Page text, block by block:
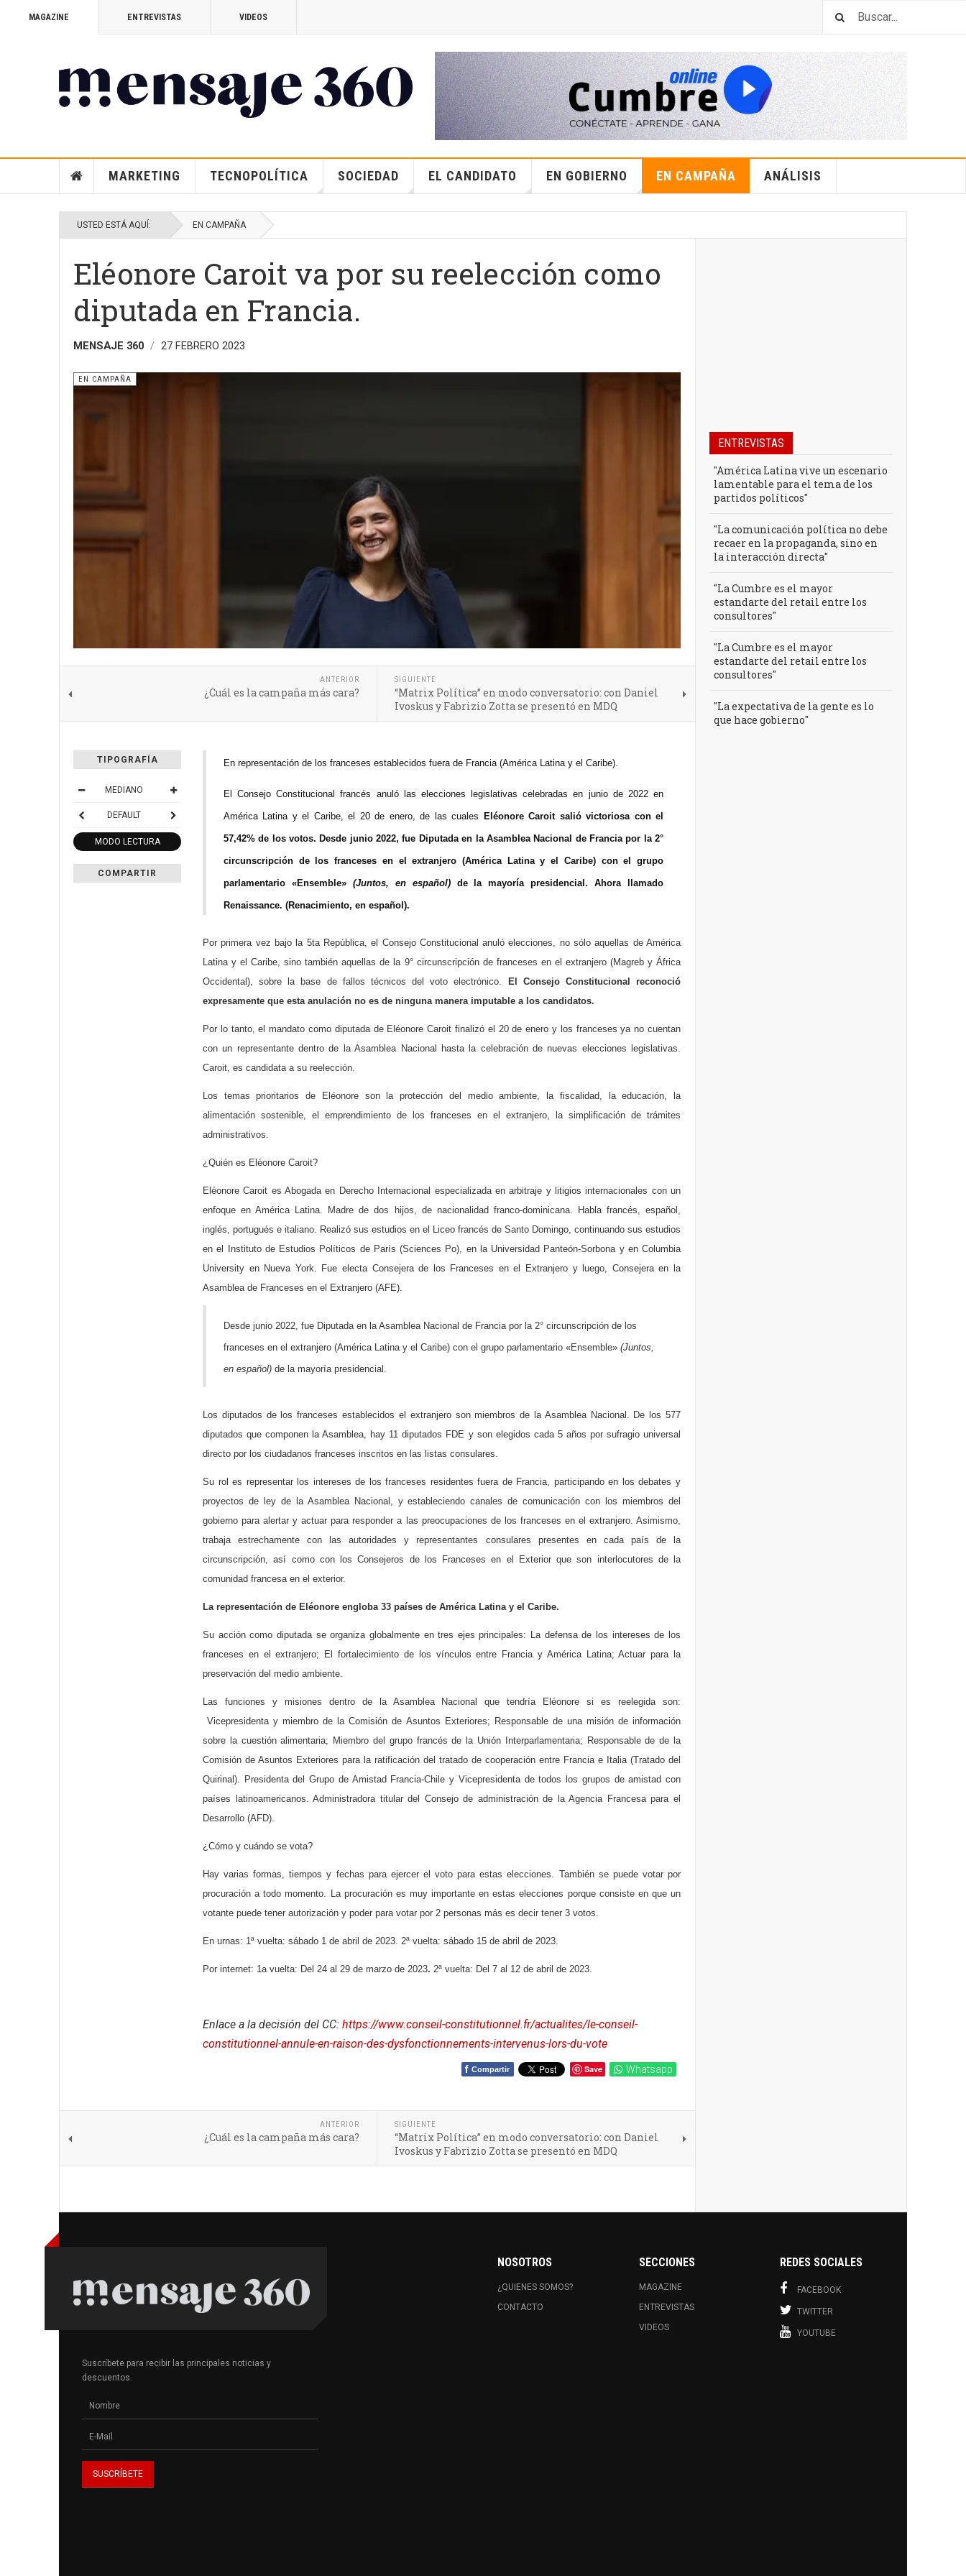
MAGAZINE ENTREVISTAS VIDEOS
MARKETING TECNOPOLÍTICA SOCIEDAD EL CANDIDATO EN GOBIERNO EN CAMPAÑA ANÁLISIS
USTED ESTÁ AQUÍ: EN CAMPAÑA
Eléonore Caroit va por su reelección como
diputada en Francia.
MENSAJE 360 27 FEBRERO 2023
EN CAMPAÑA
ANTERIOR
¿Cuál es la campaña más cara?
SIGUIENTE
“Matrix Política” en modo conversatorio: con Daniel
Ivoskus y Fabrizio Zotta se presentó en MDQ
TIPOGRAFÍA
MEDIANO
DEFAULT
MODO LECTURA
COMPARTIR
En representación de los franceses establecidos fuera de Francia (América Latina y el Caribe).
El Consejo Constitucional francés anuló las elecciones legislativas celebradas en junio de 2022 en
América Latina y el Caribe, el 20 de enero, de las cuales Eléonore Caroit salió victoriosa con el
57,42% de los votos. Desde junio 2022, fue Diputada en la Asamblea Nacional de Francia por la 2°
circunscripción de los franceses en el extranjero (América Latina y el Caribe) con el grupo
parlamentario «Ensemble» (Juntos, en español)de la mayoría presidencial. Ahora llamado
Renaissance. (Renacimiento, en español).
Por primera vez bajo la 5ta República, el Consejo Constitucional anuló elecciones, no sólo aquellas de América
Latina y el Caribe, sino también aquellas de la 9° circunscripción de franceses en el extranjero (Magreb y África
Occidental), sobre la base de fallos técnicos del voto electrónico.
El Consejo Constitucional reconoció
expresamente que esta anulación no es de ninguna manera imputable a los candidatos.
Por lo tanto, el mandato como diputada de Eléonore Caroit finalizó el 20 de enero y los franceses ya no cuentan
con un representante dentro de la Asamblea Nacional hasta la celebración de nuevas elecciones legislativas.
Caroit, es candidata a su reelección.
Los temas prioritarios de Eléonore son la protección del medio ambiente, la fiscalidad, la educación, la
alimentación sostenible, el emprendimiento de los franceses en el extranjero, la simplificación de trámites
administrativos.
¿Quién es Eléonore Caroit?
Eléonore Caroit es Abogada en Derecho Internacional especializada en arbitraje y litigios internacionales con un
enfoque en América Latina. Madre de dos hijos, de nacionalidad franco-dominicana. Habla francés, español,
inglés, portugués e italiano. Realizó sus estudios en el Liceo francés de Santo Domingo, continuando sus estudios
en el Instituto de Estudios Políticos de París (Sciences Po), en la Universidad Panteón-Sorbona y en Columbia
University en Nueva York. Fue electa Consejera de los Franceses en el Extranjero y luego, Consejera en la
Asamblea de Franceses en el Extranjero (AFE).
Desde junio 2022, fue Diputada en la Asamblea Nacional de Francia por la 2° circunscripción de los
franceses en el extranjero (América Latina y el Caribe) con el grupo parlamentario «Ensemble» (Juntos,
en español) de la mayoría presidencial.
Los diputados de los franceses establecidos el extranjero son miembros de la Asamblea Nacional. De los 577
diputados que componen la Asamblea, hay 11 diputados FDE y son elegidos cada 5 años por sufragio universal
directo por los ciudadanos franceses inscritos en las listas consulares.
Su rol es representar los intereses de los franceses residentes fuera de Francia, participando en los debates y
proyectos de ley de la Asamblea Nacional, y estableciendo canales de comunicación con los miembros del
gobierno para alertar y actuar para responder a las preocupaciones de los franceses en el extranjero. Asimismo,
trabaja estrechamente con las autoridades y representantes consulares presentes en cada país de la
circunscripción, así como con los Consejeros de los Franceses en el Exterior que son interlocutores de la
comunidad francesa en el exterior.
La representación de Eléonore engloba 33 países de América Latina y el Caribe.
Su acción como diputada se organiza globalmente en tres ejes principales: La defensa de los intereses de los
franceses en el extranjero; El fortalecimiento de los vínculos entre Francia y América Latina; Actuar para la
preservación del medio ambiente.
Las funciones y misiones dentro de la Asamblea Nacional que tendría Eléonore si es reelegida son:
Vicepresidenta y miembro de la Comisión de Asuntos Exteriores; Responsable de una misión de información
sobre la cuestión alimentaria; Miembro del grupo francés de la Unión Interparlamentaria; Responsable de de la
Comisión de Asuntos Exteriores para la ratificación del tratado de cooperación entre Francia e Italia (Tratado del
Quirinal). Presidenta del Grupo de Amistad Francia-Chile y Vicepresidenta de todos los grupos de amistad con
países latinoamericanos. Administradora titular del Consejo de administración de la Agencia Francesa para el
Desarrollo (AFD).
¿Cómo y cuándo se vota?
Hay varias formas, tiempos y fechas para ejercer el voto para estas elecciones. También se puede votar por
procuración a todo momento. La procuración es muy importante en estas elecciones porque consiste en que un
votante puede tener autorización y poder para votar por 2 personas más es decir tener 3 votos.
En urnas: 1ª vuelta: sábado 1 de abril de 2023. 2ª vuelta: sábado 15 de abril de 2023.
Por internet: 1a vuelta: Del 24 al 29 de marzo de 2023. 2ª vuelta: Del 7 al 12 de abril de 2023.
Enlace a la decisión del CC: https://www.conseil-constitutionnel.fr/actualites/le-conseil-
constitutionnel-annule-en-raison-des-dysfonctionnements-intervenus-lors-du-vote
f Compartir Save Whatsapp
ANTERIOR
¿Cuál es la campaña más cara?
SIGUIENTE
“Matrix Política” en modo conversatorio: con Daniel
Ivoskus y Fabrizio Zotta se presentó en MDQ
ENTREVISTAS
"América Latina vive un escenario
lamentable para el tema de los
partidos políticos"
"La comunicación política no debe
recaer en la propaganda, sino en
la interacción directa"
"La Cumbre es el mayor
estandarte del retail entre los
consultores"
"La Cumbre es el mayor
estandarte del retail entre los
consultores"
"La expectativa de la gente es lo
que hace gobierno"
Suscríbete para recibir las principales noticias y
descuentos.
NOSOTROS
¿QUIENES SOMOS?
CONTACTO
SECCIONES
MAGAZINE
ENTREVISTAS
VIDEOS
REDES SOCIALES
FACEBOOK
TWITTER
YOUTUBE